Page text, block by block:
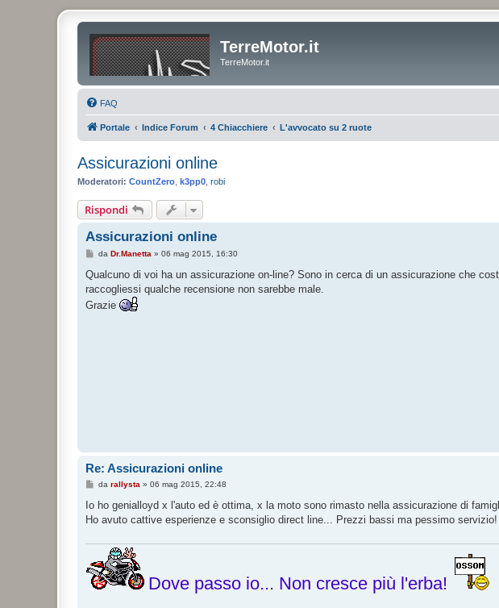
TerreMotor.it
TerreMotor.it
FAQ
Portale Indice Forum 4 Chiacchiere L'avvocato su 2 ruote
Assicurazioni online
Moderatori: CountZero k3pp0 robi
Rispondi
Assicurazioni online
M
s
a
g
da Dr.Manetta » 06 mag 2015, 16:30
Qualcuno di voi ha un assicurazione on-line? Sono in cerca di un assicurazione che
raccogliessi qualche recensione non sarebbe male.
Grazie
Re: Assicurazioni online
M
s
a
o
da rallysta » 06 mag 2015, 22:48
Io ho genialloyd x l'auto ed è ottima, x la moto sono rimasto nella assicurazione di
Ho avuto cattive esperienze e sconsiglio direct line... Prezzi bassi ma pessimo servizio!
Dove passo io... Non cresce più l'erba!